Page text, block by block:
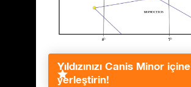
Yıldızınızı Canis Minor içine
yerleştirin!